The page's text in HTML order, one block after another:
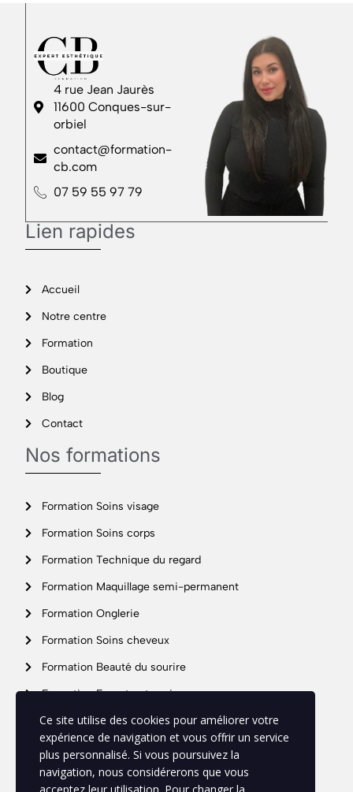
4 rue Jean Jaurès
11600 Conques-sur-
orbiel
contact@formation-
cb.com
07 59 55 97 79
Lien rapides
Accueil
Notre centre
Formation
Boutique
Blog
Contact
Nos formations
Formation Soins visage
Formation Soins corps
Formation Technique du regard
Formation Maquillage semi-permanent
Formation Onglerie
Formation Soins cheveux
Formation Beauté du sourire
Formation Expert entreprise
Support
Mon profil
Ce site utilise des cookies pour améliorer votre
expérience de navigation et vous offrir un service
plus personnalisé. Si vous poursuivez la
navigation, nous considérerons que vous